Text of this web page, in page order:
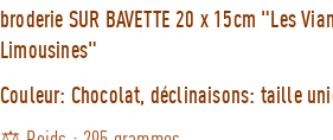
broderie SUR BAVETTE 20 x 15cm "Les
Limousines"
Couleur: Chocolat, déclinaisons: taille